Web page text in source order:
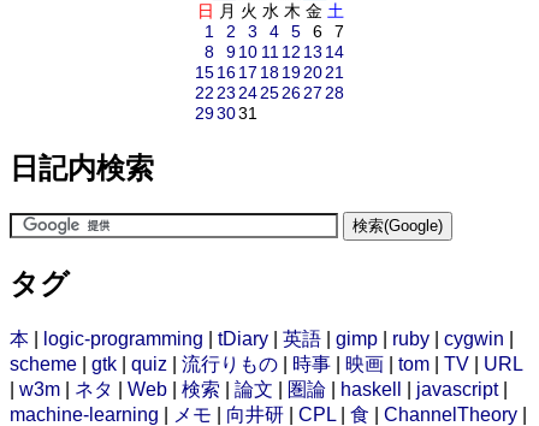
日 月 火 水 木 金 土
1
2 3 4 5 6
7
8
910 11 12 13 14
151617 18192021
22 23 24252627 28
293031
日記内検索
タグ
本 logic-programming tDiary 英語 gimp ruby cygwin
scheme
gtk quiz 流行りもの 時事 映画 tom TV
URL
w3m ネタ Web 検索 論文 圏論 haskell javascript|
machine-learning
メモ 向井研 CPL 食 ChannelTheory